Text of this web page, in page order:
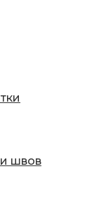
швов